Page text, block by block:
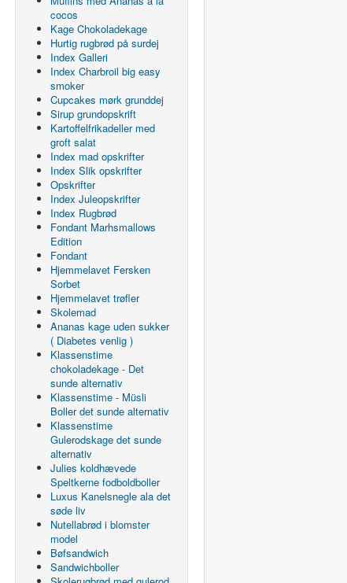
cocos
Kage Chokoladekage
Hurtig rugbrød på surdej
Index Galleri
Index Charbroil big easy
smoker
Cupcakes mørk grunddej
Sirup grundopskrift
Kartoffelfrikadeller med
groft salat
Index mad opskrifter
Index Slik opskrifter
Opskrifter
Index Juleopskrifter
Index Rugbrød
Fondant Marhsmallows
Edition
Fondant
Hjemmelavet Fersken
Sorbet
Hjemmelavet trøfler
Skolemad
Ananas kage uden sukker
( Diabetes venlig )
Klassenstime
chokoladekage - Det
sunde alternativ
Klassenstime - Müsli
Boller det sunde alternativ
Klassenstime
Gulerodskage det sunde
alternativ
Julies koldhævede
Speltkerne fodboldboller
Luxus Kanelsnegle ala det
søde liv
Nutellabrød i blomster
model
Bøfsandwich
Sandwichboller